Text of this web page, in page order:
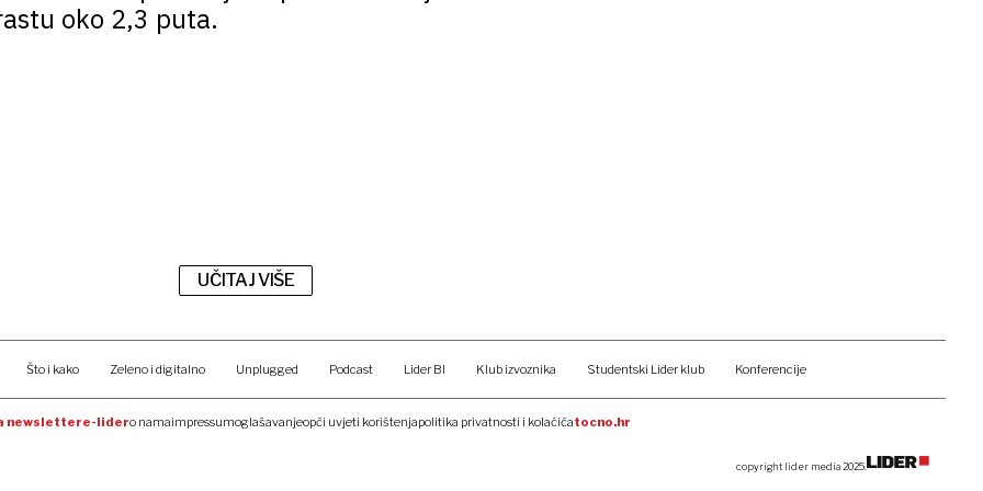
oko 2,3 puta.
UČITAJ VIŠE
Što i kako Zeleno i digitalno Unplugged Podcast Lider BI Klub izvoznika Studentski Lider klub Konferencije
newslettere-lidero namaimpressumoglašavanjeopći uvjeti korištenjapolitika privatnosti i kolačićatocno.hr
copyright lider media 2025.